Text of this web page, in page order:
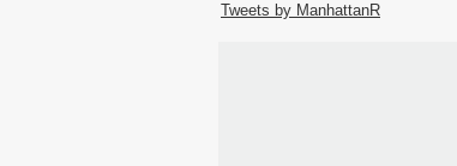
Tweets by ManhattanR